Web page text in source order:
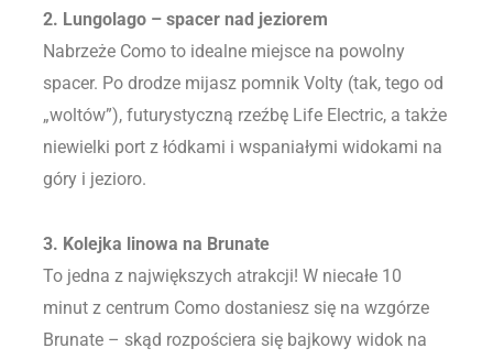
2. Lungolago – spacer nad jeziorem
Nabrzeże Como to idealne miejsce na powolny
spacer. Po drodze mijasz pomnik Volty (tak, tego od
„woltów”), futurystyczną rzeźbę Life Electric, a także
niewielki port z łódkami i wspaniałymi widokami na
góry i jezioro.
3. Kolejka linowa na Brunate
To jedna z największych atrakcji! W niecałe 10
minut z centrum Como dostaniesz się na wzgórze
Brunate – skąd rozpościera się bajkowy widok na